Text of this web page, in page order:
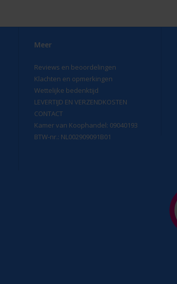
Meer
Reviews en beoordelingen
Klachten en opmerkingen
Wettelijke bedenktijd
LEVERTIJD EN VERZENDKOSTEN
CONTACT
Kamer van Koophandel: 09040193
BTW-nr.: NL002909091B01